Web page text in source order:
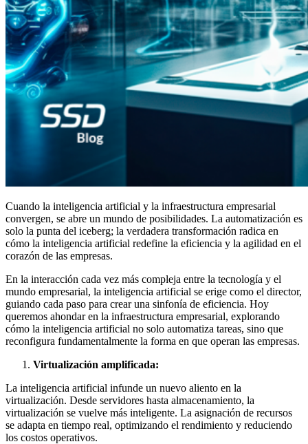
Cuando la inteligencia artificial y la infraestructura empresarial
convergen, se abre un mundo de posibilidades. La automatización es
solo la punta del iceberg; la verdadera transformación radica en
cómo la inteligencia artificial redefine la eficiencia y la agilidad en el
corazón de las empresas.
En la interacción cada vez más compleja entre la tecnología y el
mundo empresarial, la inteligencia artificial se erige como el director,
guiando cada paso para crear una sinfonía de eficiencia. Hoy
queremos ahondar en la infraestructura empresarial, explorando
cómo la inteligencia artificial no solo automatiza tareas, sino que
reconfigura fundamentalmente la forma en que operan las empresas.
Virtualización amplificada:
La inteligencia artificial infunde un nuevo aliento en la
virtualización. Desde servidores hasta almacenamiento, la
virtualización se vuelve más inteligente. La asignación de recursos
se adapta en tiempo real, optimizando el rendimiento y reduciendo
los costos operativos.